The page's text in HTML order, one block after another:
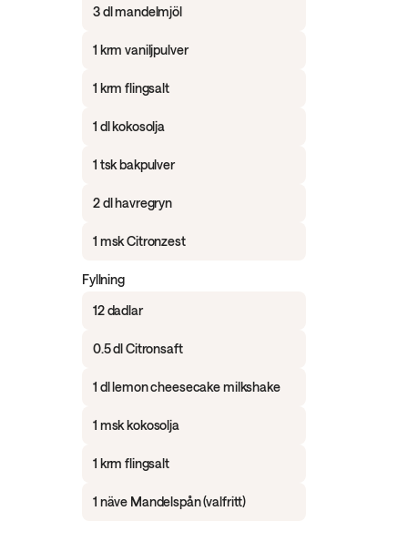
3 dl mandelmjöl
1 krm vaniljpulver
1 krm flingsalt
1 dl kokosolja
1 tsk bakpulver
2 dl havregryn
1 msk Citronzest
Fyllning
12 dadlar
0.5 dl Citronsaft
1 dl lemon cheesecake milkshake
1 msk kokosolja
1 krm flingsalt
1 näve Mandelspån (valfritt)